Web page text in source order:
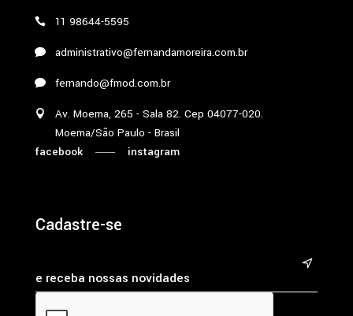
11 98644-5595
administrativo@fernandamoreira.com.br
fernando@fmod.com.br
Av. Moema, 265 - Sala 82. Cep 04077-020.
Moema/São Paulo - Brasil
facebook
instagram
Cadastre-se
&